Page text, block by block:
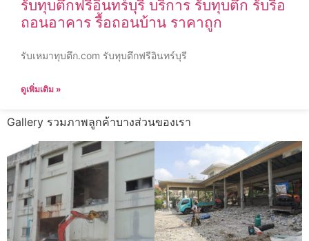
รับทุบตึกฟรีอินทร์บุรี บริการ รับทุบตึก รับรื้อ
ถอนอาคาร รื้อถอนบ้าน ราคาถูก
รับเหมาทุบตึก.com รับทุบตึกฟรีอินทร์บุรี
ดูเพิ่มเติม »
Gallery รวมภาพลูกค้าบางส่วนของเรา